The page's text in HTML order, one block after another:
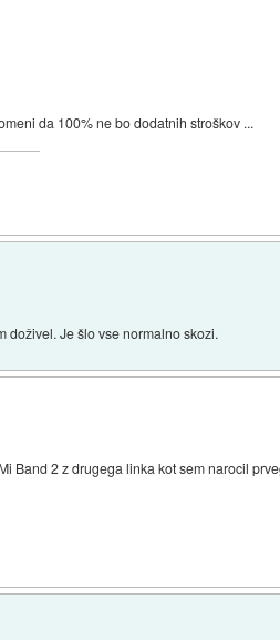
da 100% ne bo dodatnih stroškov ...
doživel. Je šlo vse normalno skozi.
Band 2 z drugega linka kot sem narocil